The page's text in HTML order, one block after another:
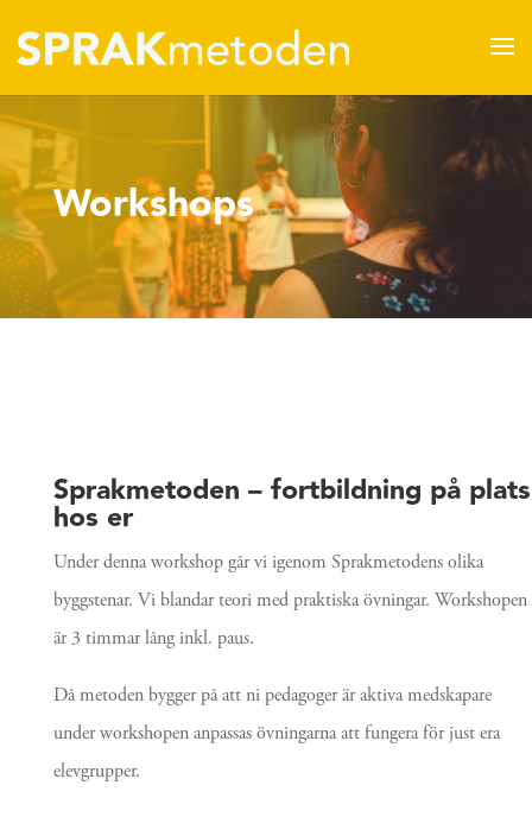
Workshops
Sprakmetoden – fortbildning på plats
hos er
Under denna workshop går vi igenom Sprakmetodens olika
byggstenar. Vi blandar teori med praktiska övningar. Workshopen
är 3 timmar lång inkl. paus.
Då metoden bygger på att ni pedagoger är aktiva medskapare
under workshopen anpassas övningarna att fungera för just era
elevgrupper.